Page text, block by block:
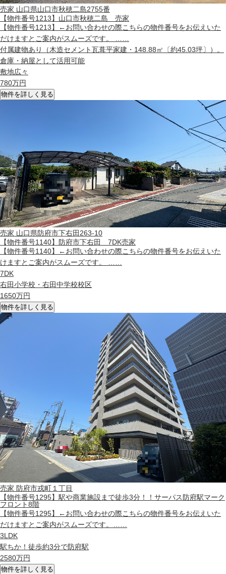
売家 山口県山口市秋穂二島2755番
【物件番号1213】山口市秋穂二島 売家
【物件番号1213】←お問い合わせの際こちらの物件番号をお伝えいた
だけますとご案内がスムーズです。 ……
付属建物あり（木造セメント瓦葺平家建・148.88㎡〔約45.03坪〕）。
倉庫・納屋として活用可能
敷地広々
780万円
物件を詳しく見る
売家 山口県防府市下右田263-10
【物件番号1140】防府市下右田 7DK売家
【物件番号1140】←お問い合わせの際こちらの物件番号をお伝えいた
けますとご案内がスムーズです。 ……
7DK
右田小学校・右田中学校校区
1650万円
物件を詳しく見る
売家 防府市戎町１丁目
【物件番号1295】駅や商業施設まで徒歩3分！！サーパス防府駅マーク
フロント8階
【物件番号1295】←お問い合わせの際こちらの物件番号をお伝えいた
だけますとご案内がスムーズです。……
3LDK
駅ちか！徒歩約3分で防府駅
2580万円
物件を詳しく見る